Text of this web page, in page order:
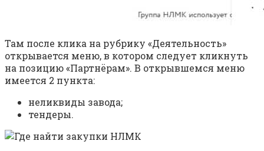
Там после клика на рубрику «Деятельность»
открывается меню, в котором следует кликнуть
на позицию «Партнёрам». В открывшемся меню
имеется 2 пункта:
неликвиды завода;
тендеры.